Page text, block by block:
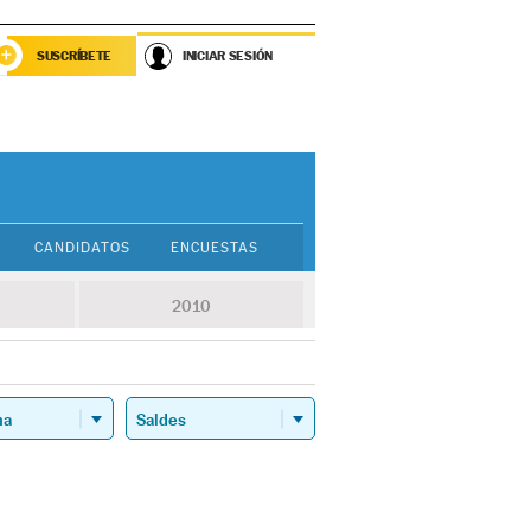
SUSCRÍBETE INICIAR SESIÓN
CANDIDATOS ENCUESTAS
2010